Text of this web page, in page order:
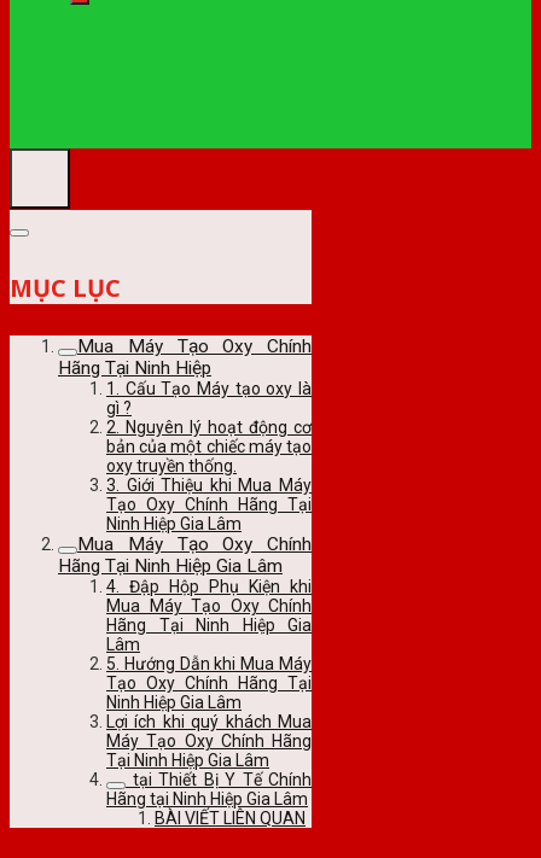
MỤC LỤC
Mua Máy Tạo Oxy Chính
Hãng Tại Ninh Hiệp
1. Cấu Tạo Máy tạo oxy là
gì ?
2. Nguyên lý hoạt động cơ
bản của một chiếc máy tạo
oxy truyền thống.
3. Giới Thiệu khi Mua Máy
Tạo Oxy Chính Hãng Tại
Ninh Hiệp Gia Lâm
Mua Máy Tạo Oxy Chính
Hãng Tại Ninh Hiệp Gia Lâm
4. Đập Hộp Phụ Kiện khi
Mua Máy Tạo Oxy Chính
Hãng Tại Ninh Hiệp Gia
Lâm
5. Hướng Dẫn khi Mua Máy
Tạo Oxy Chính Hãng Tại
Ninh Hiệp Gia Lâm
Lợi ích khi quý khách Mua
Máy Tạo Oxy Chính Hãng
Tại Ninh Hiệp Gia Lâm
tại Thiết Bị Y Tế Chính
Hãng tại Ninh Hiệp Gia Lâm
BÀI VIẾT LIÊN QUAN